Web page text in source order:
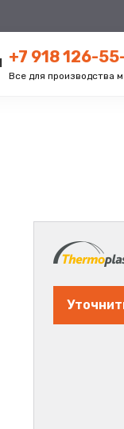
+7 918 126-
Все для производства